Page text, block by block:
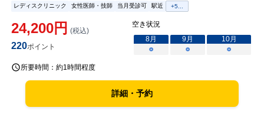
レディスクリニック 女性医師・技師 当月受診可 駅近 +5...
24,200円 (税込)
220ポイント
空き状況
8月 9月 10月
○
○ ○
所要時間： 約1時間程度
詳細・予約